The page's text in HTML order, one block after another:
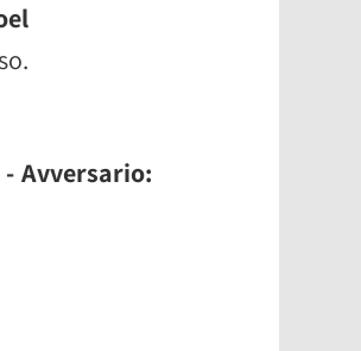
Avversario: